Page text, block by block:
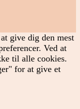
give dig den mest
Ved at
til alle cookies.
for at give et